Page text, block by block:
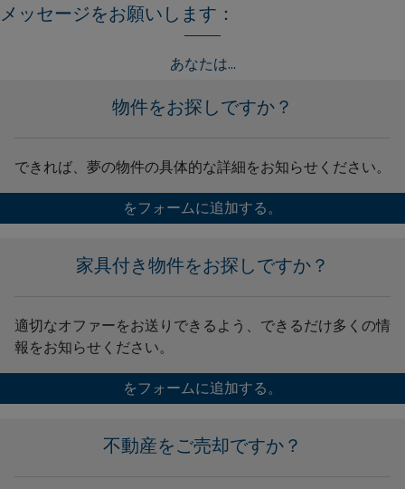
メッセージをお願いします：
あなたは...
物件をお探しですか？
できれば、夢の物件の具体的な詳細をお知らせください。
をフォームに追加する。
家具付き物件をお探しですか？
適切なオファーをお送りできるよう、できるだけ多くの情
報をお知らせください。
をフォームに追加する。
不動産をご売却ですか？